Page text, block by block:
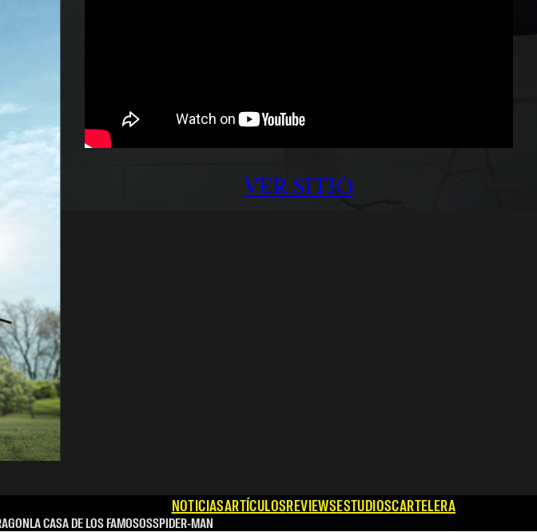
VER SITIO
NOTICIASARTÍCULOSREVIEWSESTUDIOSCARTELERA
LA CASA DE LOS FAMOSOSSPIDER-MAN